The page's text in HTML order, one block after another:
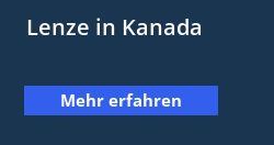
Lenze in Kanada
Mehr erfahren